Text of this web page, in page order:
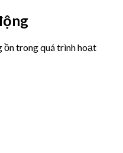
trong quá trình hoạt